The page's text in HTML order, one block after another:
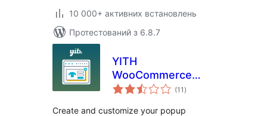
10 000+ активних встановлень
Протестований з 6.8.7
YITH
WooCommerce
Popup
(11 загальний
рейтинг
)
Create and customize your popup